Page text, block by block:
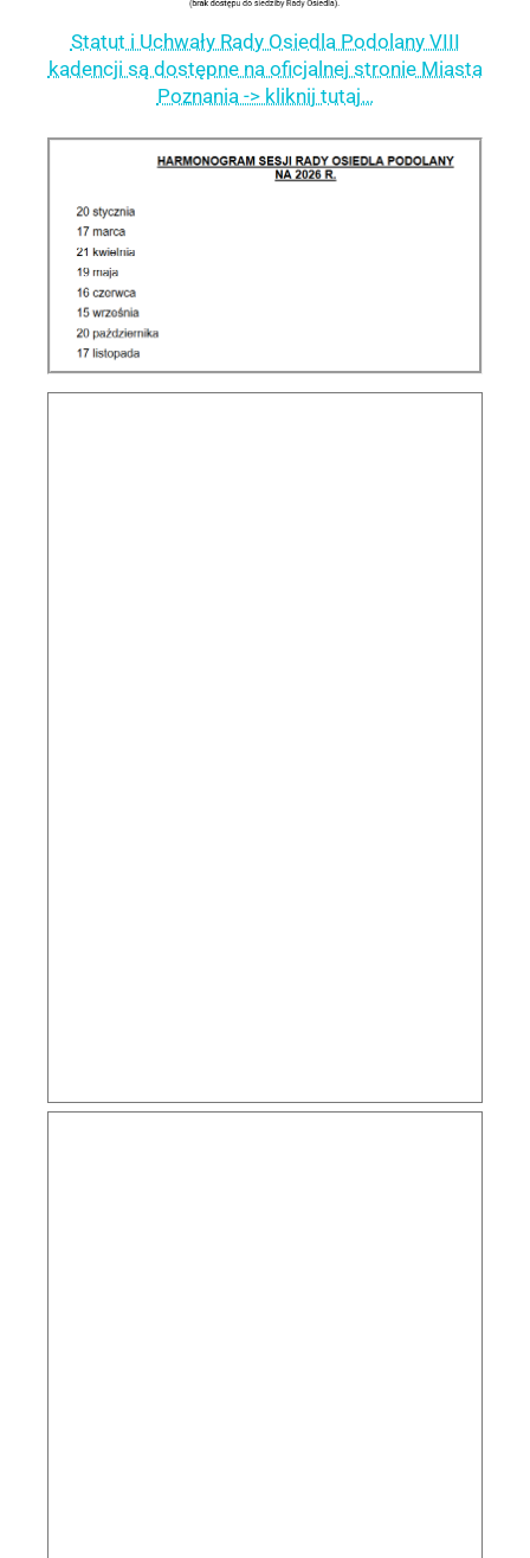
Statut i Uchwały Rady Osiedla Podolany VIII
kadencji są dostępne na oficjalnej stronie Miasta
Poznania -> kliknij tutaj…